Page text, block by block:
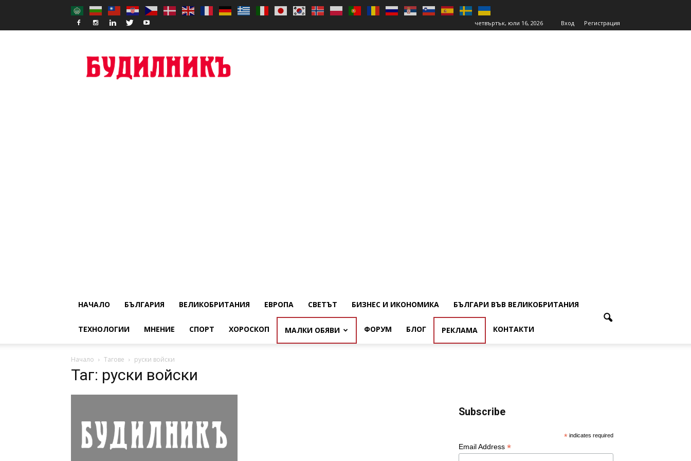
четвъртък, юли 16, 2026 Вход Регистрация
НАЧАЛО БЪЛГАРИЯ ВЕЛИКОБРИТАНИЯ ЕВРОПА СВЕТЪТ БИЗНЕС И ИКОНОМИКА БЪЛГАРИ ВЪВ ВЕЛИКОБРИТАНИЯ
ТЕХНОЛОГИИ МНЕНИЕ СПОРТ ХОРОСКОП МАЛКИ ОБЯВИ ФОРУМ БЛОГ РЕКЛАМА КОНТАКТИ
Начало Тагове руски войски
Таг: руски войски
Subscribe
* indicates required
Email Address *